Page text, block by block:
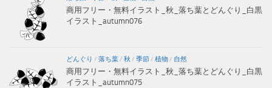
商用フリー・無料イラスト_秋_落ち葉とどんぐり_白黒
イラスト_autumn076
どんぐり / 落ち葉/ 秋 / 季節/ 植物/ 自然
商用フリー・無料イラスト_秋_落ち葉とどんぐり_白黒
イラスト_autumn075